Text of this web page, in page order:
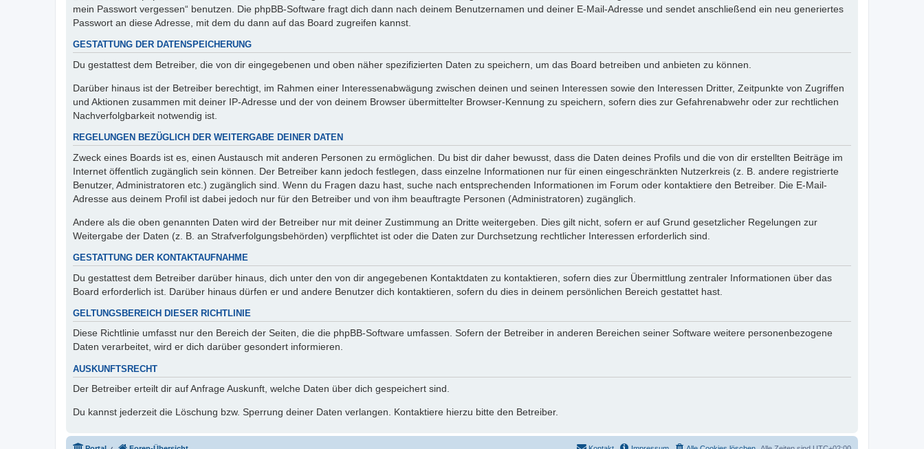
mein Passwort vergessen“ benutzen. Die phpBB-Software fragt dich dann nach deinem Benutzernamen und deiner E-Mail-Adresse und sendet anschließend ein neu generiertes
Passwort an diese Adresse, mit dem du dann auf das Board zugreifen kannst.
GESTATTUNG DER DATENSPEICHERUNG
Du gestattest dem Betreiber, die von dir eingegebenen und oben näher spezifizierten Daten zu speichern, um das Board betreiben und anbieten zu können.
Darüber hinaus ist der Betreiber berechtigt, im Rahmen einer Interessenabwägung zwischen deinen und seinen Interessen sowie den Interessen Dritter, Zeitpunkte von Zugriffen
und Aktionen zusammen mit deiner IP-Adresse und der von deinem Browser übermittelter Browser-Kennung zu speichern, sofern dies zur Gefahrenabwehr oder zur rechtlichen
Nachverfolgbarkeit notwendig ist.
REGELUNGEN BEZÜGLICH DER WEITERGABE DEINER DATEN
Zweck eines Boards ist es, einen Austausch mit anderen Personen zu ermöglichen. Du bist dir daher bewusst, dass die Daten deines Profils und die von dir erstellten Beiträge im
Internet öffentlich zugänglich sein können. Der Betreiber kann jedoch festlegen, dass einzelne Informationen nur für einen eingeschränkten Nutzerkreis (z. B. andere registrierte
Benutzer, Administratoren etc.) zugänglich sind. Wenn du Fragen dazu hast, suche nach entsprechenden Informationen im Forum oder kontaktiere den Betreiber. Die E-Mail-
Adresse aus deinem Profil ist dabei jedoch nur für den Betreiber und von ihm beauftragte Personen (Administratoren) zugänglich.
Andere als die oben genannten Daten wird der Betreiber nur mit deiner Zustimmung an Dritte weitergeben. Dies gilt nicht, sofern er auf Grund gesetzlicher Regelungen zur
Weitergabe der Daten (z. B. an Strafverfolgungsbehörden) verpflichtet ist oder die Daten zur Durchsetzung rechtlicher Interessen erforderlich sind.
GESTATTUNG DER KONTAKTAUFNAHME
Du gestattest dem Betreiber darüber hinaus, dich unter den von dir angegebenen Kontaktdaten zu kontaktieren, sofern dies zur Übermittlung zentraler Informationen über das
Board erforderlich ist. Darüber hinaus dürfen er und andere Benutzer dich kontaktieren, sofern du dies in deinem persönlichen Bereich gestattet hast.
GELTUNGSBEREICH DIESER RICHTLINIE
Diese Richtlinie umfasst nur den Bereich der Seiten, die die phpBB-Software umfassen. Sofern der Betreiber in anderen Bereichen seiner Software weitere personenbezogene
Daten verarbeitet, wird er dich darüber gesondert informieren.
AUSKUNFTSRECHT
Der Betreiber erteilt dir auf Anfrage Auskunft, welche Daten über dich gespeichert sind.
Du kannst jederzeit die Löschung bzw. Sperrung deiner Daten verlangen. Kontaktiere hierzu bitte den Betreiber.